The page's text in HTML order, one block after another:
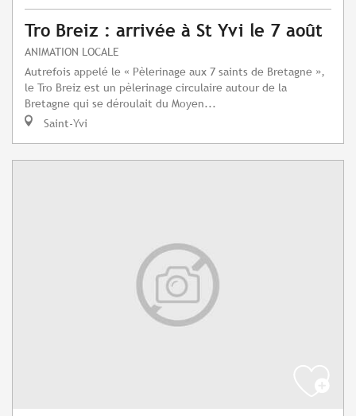
Tro Breiz : arrivée à St Yvi le 7 août
ANIMATION LOCALE
Autrefois appelé le « Pèlerinage aux 7 saints de Bretagne »,
le Tro Breiz est un pèlerinage circulaire autour de la
Bretagne qui se déroulait du Moyen...
Saint-Yvi